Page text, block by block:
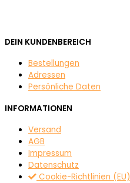
DEIN KUNDENBEREICH
Bestellungen
Adressen
Persönliche Daten
INFORMATIONEN
Versand
AGB
Impressum
Datenschutz
Cookie-Richtlinien (EU)